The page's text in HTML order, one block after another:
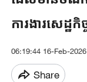
ការងារសេដ្ឋកិច្
06:19:44 16-Feb-2026
Share